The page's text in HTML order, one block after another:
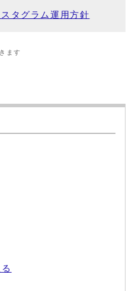
タグラム運用方針
ます